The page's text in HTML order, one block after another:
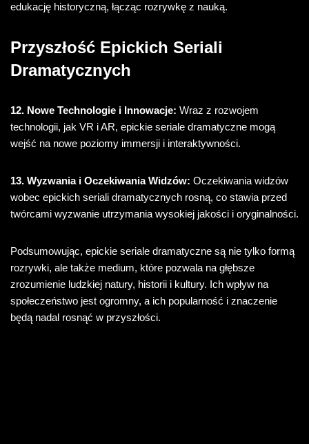
edukację historyczną, łącząc rozrywkę z nauką.
Przyszłość Epickich Seriali
Dramatycznych
12. Nowe Technologie i Innowacje: Wraz z rozwojem
technologii, jak VR i AR, epickie seriale dramatyczne mogą
wejść na nowe poziomy immersji i interaktywności.
13. Wyzwania i Oczekiwania Widzów: Oczekiwania widzów
wobec epickich seriali dramatycznych rosną, co stawia przed
twórcami wyzwanie utrzymania wysokiej jakości i oryginalności.
Podsumowując, epickie seriale dramatyczne są nie tylko formą
rozrywki, ale także medium, które pozwala na głębsze
zrozumienie ludzkiej natury, historii i kultury. Ich wpływ na
społeczeństwo jest ogromny, a ich popularność i znaczenie
będą nadal rosnąć w przyszłości.